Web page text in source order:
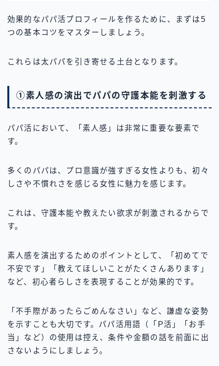
効果的なパパ活プロフィールを作るために、まずは5
つの基本コツをマスターしましょう。
これらは太パパを引き寄せる土台となります。
①素人感の演出でパパの守護本能を刺激する
パパ活において、「素人感」は非常に重要な要素で
す。
多くのパパは、プロ意識が強すぎる女性よりも、初々
しさや不慣れさを感じる女性に魅力を感じます。
これは、守護本能や教えたい欲求が刺激されるからで
す。
素人感を演出するためのポイントとして、「初めてで
不安です」「教えてほしいことがたくさんあります」
など、初心者らしさを表現することが効果的です。
「不手際があったらごめんなさい」など、謙虚な姿勢
を示すことも大切です。パパ活用語（「P活」「お手
当」など）の使用は控え、条件や金額の話を前面に出
さないようにしましょう。